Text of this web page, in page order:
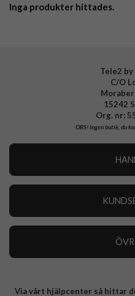
Inga produkter hittades.
Tele2
C/O
15242
Org. nr:
OBS!Ingen butik, du
Integritetspolicy
Via vårt hjälpcenter så hittar